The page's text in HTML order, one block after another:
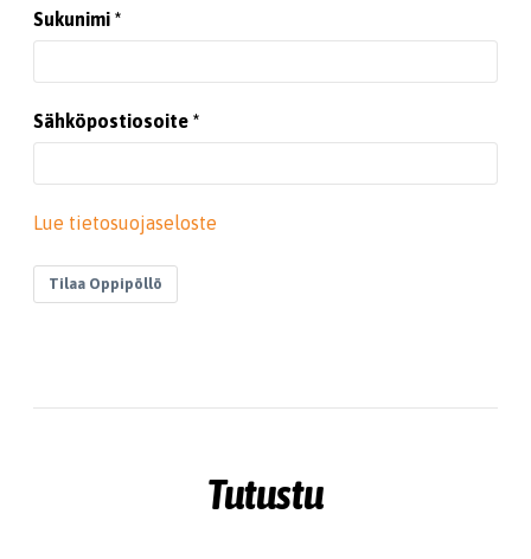
Sukunimi
Sähköpostiosoite
Lue tietosuojaseloste
Tilaa Oppipöllö
Tutustu